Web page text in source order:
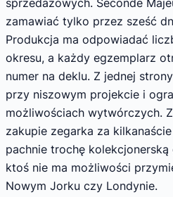
sprzedażowych. Seconde
zamawiać tylko przez sześć
Produkcja ma odpowiadać
okresu, a każdy egzemplarz
numer na deklu. Z jednej
przy niszowym projekcie i
możliwościach wytwórczych.
zakupie zegarka za
pachnie trochę kolekcjonerską
ktoś nie ma możliwości
Nowym Jorku czy Londynie.